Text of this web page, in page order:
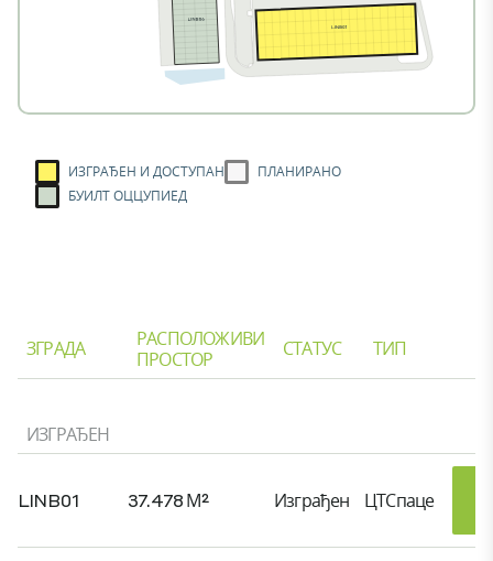
ИЗГРАЂЕН И ДОСТУПАН
ПЛАНИРАНО
БУИЛТ ОЦЦУПИЕД
ЗГРАДА
РАСПОЛОЖИВИ
ПРОСТОР
СТАТУС ТИП
ИЗГРАЂЕН
LINB01 37.478 М² Изграђен ЦТСпаце